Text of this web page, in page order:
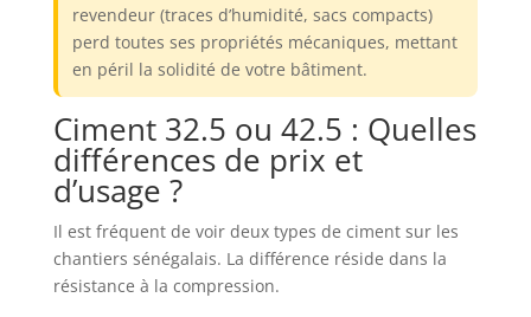
revendeur (traces d’humidité, sacs compacts)
perd toutes ses propriétés mécaniques, mettant
en péril la solidité de votre bâtiment.
Ciment 32.5 ou 42.5 : Quelles
différences de prix et
d’usage ?
Il est fréquent de voir deux types de ciment sur les
chantiers sénégalais. La différence réside dans la
résistance à la compression.